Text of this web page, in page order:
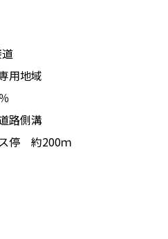
用地域
路側溝
停 約200ｍ